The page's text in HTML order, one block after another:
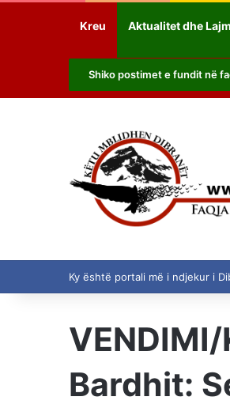
Kreu Aktualitet dhe
Shiko postimet e fundit në
Ky është portali më i ndjekur i
Bardhit: